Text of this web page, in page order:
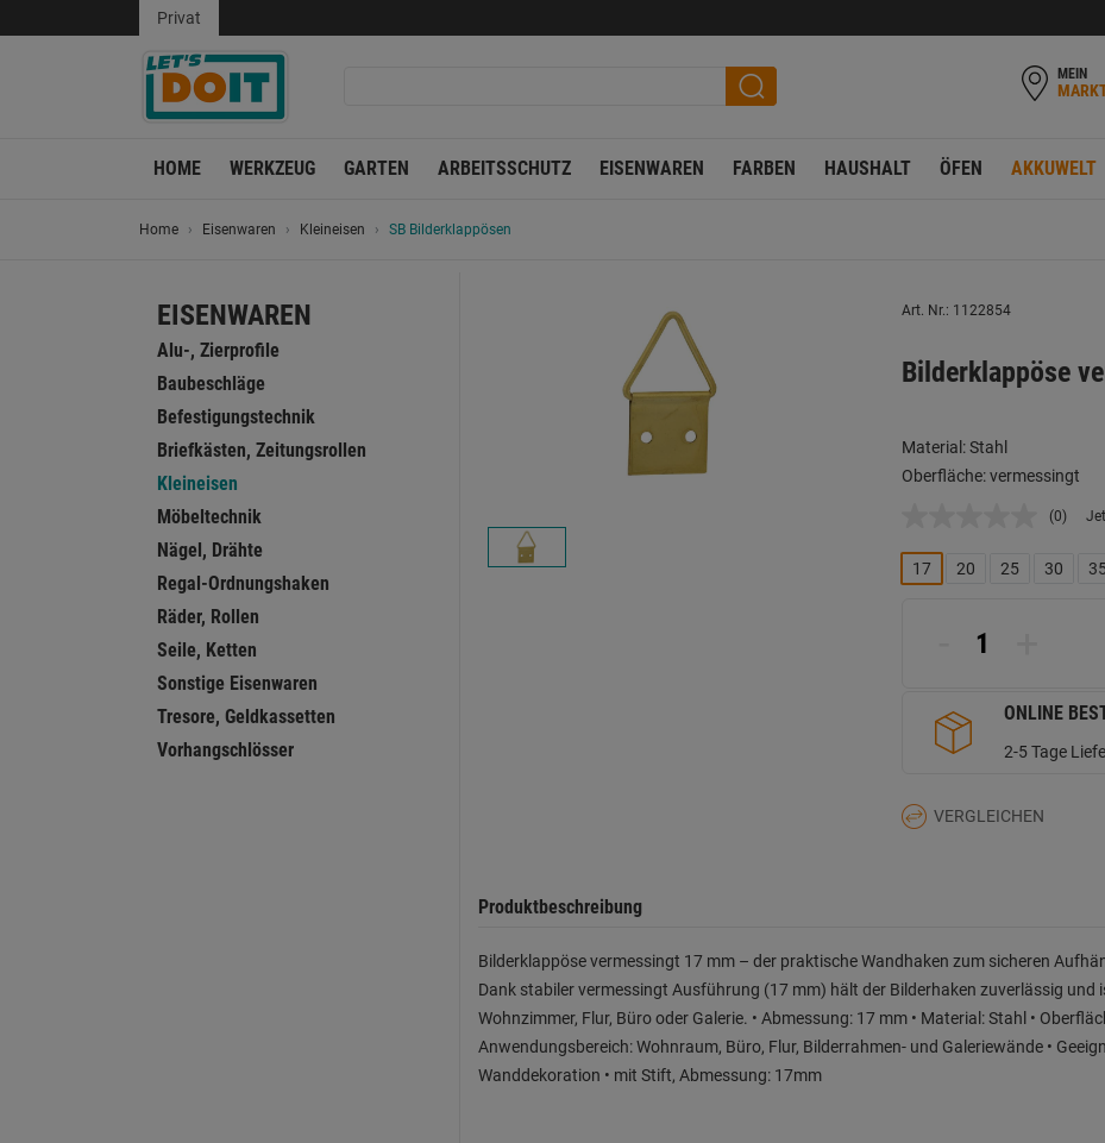
Privat
MEIN
HOME WERKZEUG GARTEN ARBEITSSCHUTZ EISENWAREN FARBEN HAUSHALT ÖFEN AKKUWELT
Home Eisenwaren Kleineisen SB Bilderklappösen
EISENWAREN
Alu-, Zierprofile
Baubeschläge
Befestigungstechnik
Briefkästen, Zeitungsrollen
Kleineisen
Möbeltechnik
Nägel, Drähte
Regal-Ordnungshaken
Räder, Rollen
Seile, Ketten
Sonstige Eisenwaren
Tresore, Geldkassetten
Vorhangschlösser
Art. Nr.: 1122854
Bilderklappöse
Material: Stahl
Oberfläche: vermessingt
Kein
Link
auf
(0)
17 20 25 30
ONLINE
2-5 Tage
VERGLEICHEN
Produktbeschreibung
Bilderklappöse vermessingt 17 mm – der praktische Wandhaken zum sicheren
Dank stabiler vermessingt Ausführung (17 mm) hält der Bilderhaken zuverlässig
Wohnzimmer, Flur, Büro oder Galerie. • Abmessung: 17 mm • Material: Stahl •
Anwendungsbereich: Wohnraum, Büro, Flur, Bilderrahmen- und Galeriewände •
Wanddekoration • mit Stift, Abmessung: 17mm